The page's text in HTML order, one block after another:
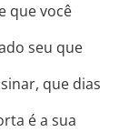
que você
seu que
que dias
é a sua